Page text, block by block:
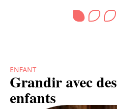
ENFANT
Grandir avec des
enfants